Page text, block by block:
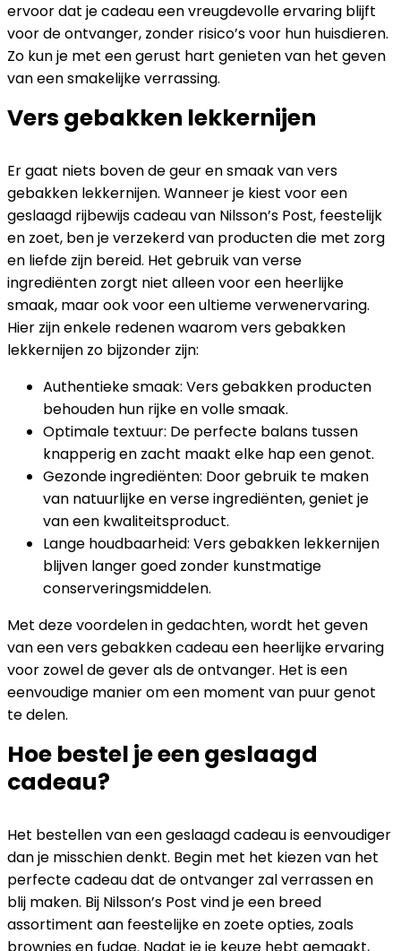
ervoor dat je cadeau een vreugdevolle ervaring blijft
voor de ontvanger, zonder risico’s voor hun huisdieren.
Zo kun je met een gerust hart genieten van het geven
van een smakelijke verrassing.
Vers gebakken lekkernijen
Er gaat niets boven de geur en smaak van vers
gebakken lekkernijen. Wanneer je kiest voor een
geslaagd rijbewijs cadeau van Nilsson’s Post, feestelijk
en zoet, ben je verzekerd van producten die met zorg
en liefde zijn bereid. Het gebruik van verse
ingrediënten zorgt niet alleen voor een heerlijke
smaak, maar ook voor een ultieme verwenervaring.
Hier zijn enkele redenen waarom vers gebakken
lekkernijen zo bijzonder zijn:
Authentieke smaak: Vers gebakken producten
behouden hun rijke en volle smaak.
Optimale textuur: De perfecte balans tussen
knapperig en zacht maakt elke hap een genot.
Gezonde ingrediënten: Door gebruik te maken
van natuurlijke en verse ingrediënten, geniet je
van een kwaliteitsproduct.
Lange houdbaarheid: Vers gebakken lekkernijen
blijven langer goed zonder kunstmatige
conserveringsmiddelen.
Met deze voordelen in gedachten, wordt het geven
van een vers gebakken cadeau een heerlijke ervaring
voor zowel de gever als de ontvanger. Het is een
eenvoudige manier om een moment van puur genot
te delen.
Hoe bestel je een geslaagd
cadeau?
Het bestellen van een geslaagd cadeau is eenvoudiger
dan je misschien denkt. Begin met het kiezen van het
perfecte cadeau dat de ontvanger zal verrassen en
blij maken. Bij Nilsson’s Post vind je een breed
assortiment aan feestelijke en zoete opties, zoals